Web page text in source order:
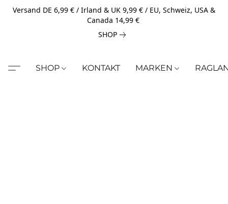
Versand DE 6,99 € / Irland & UK 9,99 € / EU, Schweiz, USA &
Canada 14,99 €
SHOP
SHOP KONTAKT MARKEN